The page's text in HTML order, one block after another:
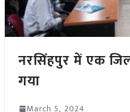
नरसिंहपुर में एक
गया
March 5, 2024